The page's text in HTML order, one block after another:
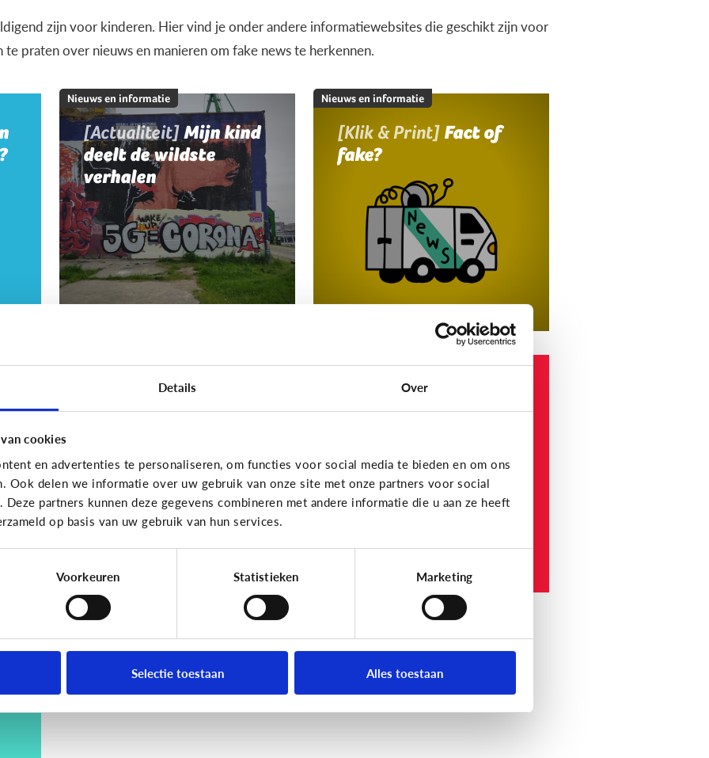
Details Over
cookies
en advertenties te personaliseren, om functies voor social media te bieden en om ons
Ook delen we informatie over uw gebruik van onze site met onze partners voor social
Deze partners kunnen deze gegevens combineren met andere informatie die u aan ze heeft
op basis van uw gebruik van hun services.
Voorkeuren Statistieken Marketing
Selectie toestaan Alles toestaan
zijn voor kinderen. Hier vind je onder andere informatiewebsites die geschikt zijn voor
praten over nieuws en manieren om fake news te herkennen.
Nieuws en informatie
[Actualiteit]Mijn kind
deelt de wildste
verhalen
Nieuws en informatie
[Klik & Print] Fact of
fake?
Nep of echt?
informatiewebsites
kinderen en jongeren?